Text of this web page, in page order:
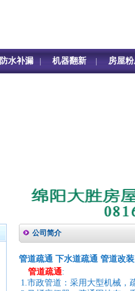
防水补漏 机器翻新 房屋
公司简介
管道疏通 下水道疏通 管道改装
管道疏通:
1.市政管道：采用大型机械，